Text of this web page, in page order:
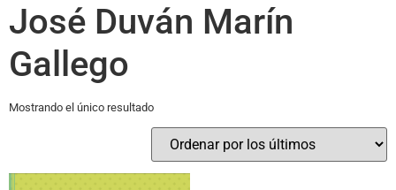
José Duván Marín
Gallego
Mostrando el único resultado